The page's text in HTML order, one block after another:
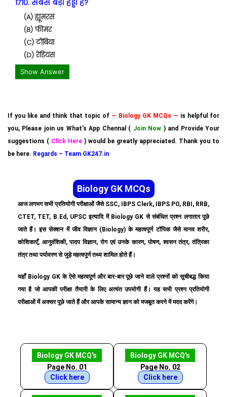
1710. सबसे बड़ी हड्डी है?
(A) ह्यूमरस
(B) फीमर
(C) टीबिया
(D) रेडियस
Show Answer
If you like and think that topic of — Biology GK MCQs — is helpful for
you, Please join us What’s App Chennal ( Join Now ) and Provide Your
suggestions ( Click Here ) would be greatly appreciated. Thank you to
be here. Regards – Team GK247.in
Biology GK MCQs
आज लगभग सभी प्रतियोगी परीक्षाओं जैसे SSC, IBPS Clerk, IBPS PO, RBI, RRB,
CTET, TET, B.Ed, UPSC इत्यादि में Biology GK से संबंधित प्रश्न लगातार पूछे
जाते हैं। इस सेक्शन में जीव विज्ञान (Biology) के महत्वपूर्ण टॉपिक जैसे मानव शरीर,
कोशिकाएँ, आनुवंशिकी, पादप विज्ञान, रोग एवं उनके कारण, पोषण, श्वसन तंत्र, तंत्रिका
तंत्र तथा पर्यावरण से जुड़े महत्वपूर्ण तथ्य शामिल होते हैं।
यहाँ Biology GK के ऐसे महत्वपूर्ण और बार-बार पूछे जाने वाले प्रश्नों को सूचीबद्ध किया
गया है जो आपकी परीक्षा तैयारी के लिए अत्यंत उपयोगी हैं। यह सभी प्रश्न प्रतियोगी
परीक्षाओं में अक्सर पूछे जाते हैं और आपके सामान्य ज्ञान को मजबूत करने में मदद करेंगे।
Biology GK MCQ's
Page No. 01
Click here
Biology GK MCQ's
Page No. 02
Click here